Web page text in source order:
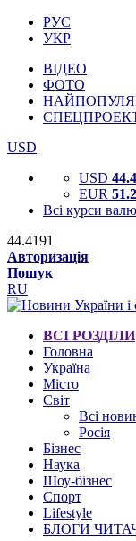
РУС
УКР
ВІДЕО
ФОТО
USD
USD
EUR
Всі курси
44.4191
Авторизація
Пошук
RU
ВСІ РОЗДІЛИ
Головна
Україна
Місто
Світ
Всі
Росія
Бізнес
Наука
Шоу-бізнес
Спорт
Lifestyle
БЛОГИ